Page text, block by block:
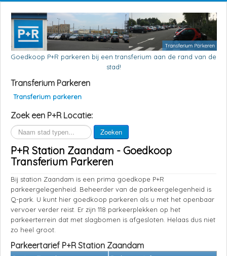
Goedkoop P+R parkeren bij een transferium aan de rand van de
stad!
Transferium Parkeren
Transferium parkeren
Zoek een P+R Locatie:
Zoeken Zoeken
P+R Station Zaandam - Goedkoop
Transferium Parkeren
Bij station Zaandam is een prima goedkope P+R
parkeergelegenheid. Beheerder van de parkeergelegenheid is
Q-park. U kunt hier goedkoop parkeren als u met het openbaar
vervoer verder reist. Er zijn 118 parkeerplekken op het
parkeerterrein dat met slagbomen is afgesloten. Helaas dus niet
zo heel groot.
Parkeertarief P+R Station Zaandam